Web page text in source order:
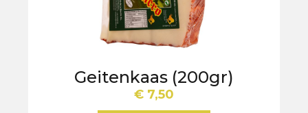
Geitenkaas (200gr)
€ 7,50